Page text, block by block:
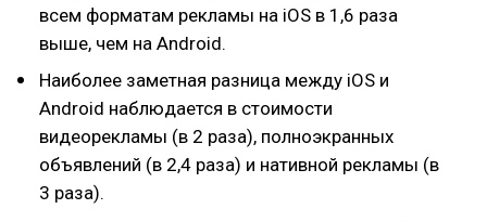
всем форматам рекламы на iOS в 1,6 раза
выше, чем на Android.
Наиболее заметная разница между iOS и
Android наблюдается в стоимости
видеорекламы (в 2 раза), полноэкранных
объявлений (в 2,4 раза) и нативной рекламы (в
3 раза).